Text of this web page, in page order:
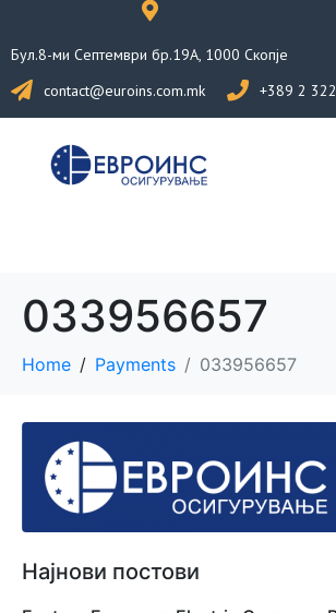
Бул.8-ми Септември бр.19А, 1000 Скопје
contact@euroins.com.mk
+389 2
033956657
Home Payments 033956657
Најнови постови